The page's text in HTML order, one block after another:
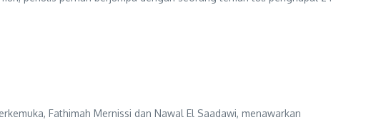
Fathimah Mernissi dan Nawal El Saadawi, menawarkan